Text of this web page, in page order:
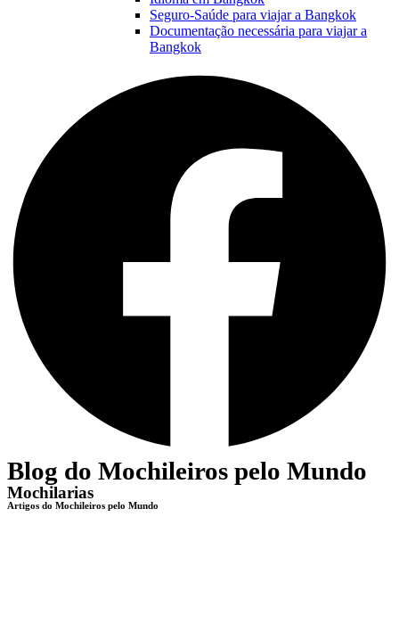
Seguro-Saúde para viajar a Bangkok
Documentação necessária para viajar a
Bangkok
Blog do Mochileiros pelo Mundo
Mochilarias
Artigos do Mochileiros pelo Mundo